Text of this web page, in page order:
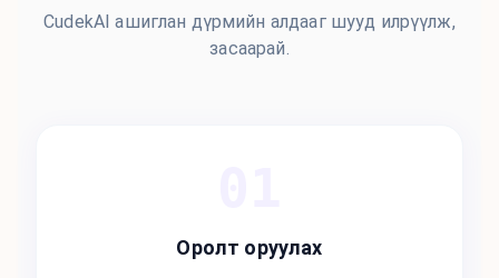
CudekAI ашиглан дүрмийн алдааг шууд илрүүлж,
засаарай.
Оролт оруулах